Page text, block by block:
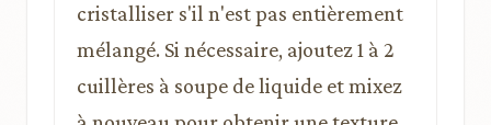
cristalliser s'il n'est pas entièrement
mélangé. Si nécessaire, ajoutez 1 à 2
cuillères à soupe de liquide et mixez